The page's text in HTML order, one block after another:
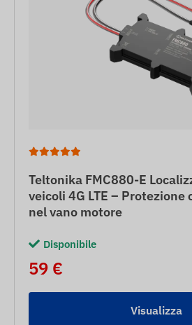
Teltonika FMC880-E
veicoli 4G LTE – Protezione
nel vano motore
Disponibile
59 €
Visualizza